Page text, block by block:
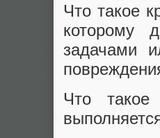
Что такое
которому
задачами
Что